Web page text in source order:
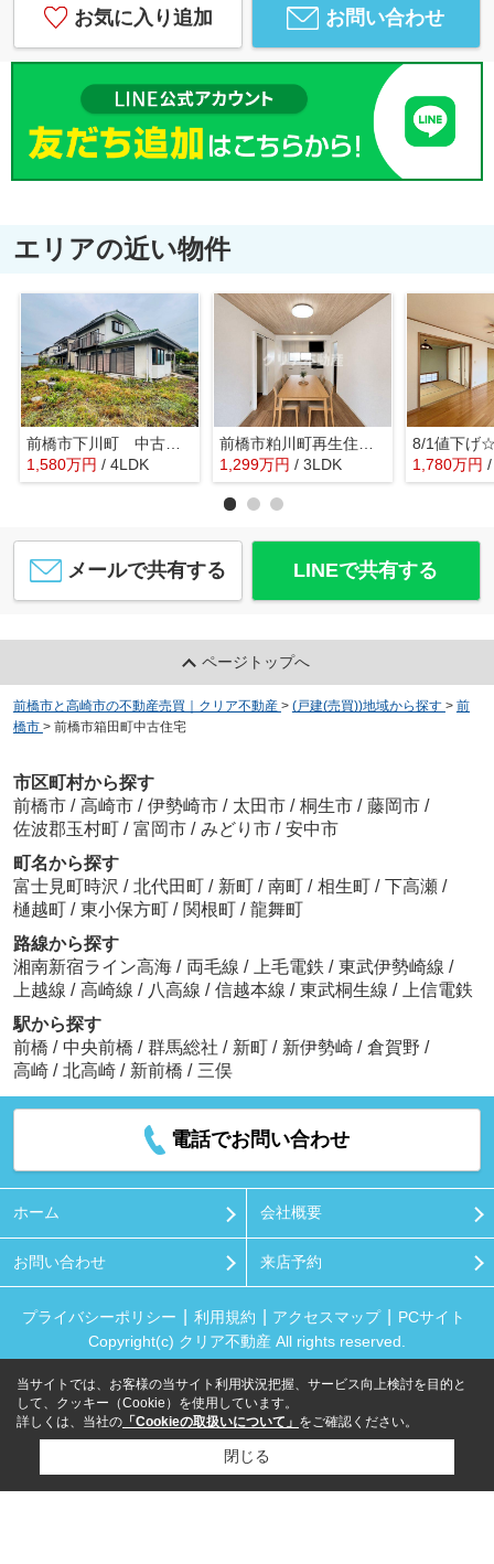
お気に入り追加 お問い合わせ
エリアの近い物件
前橋市下川町 中古住宅
1,580万円 / 4LDK
1,299万円 / 3LDK 1,780万円
メールで共有する LINEで共有する
ページトップへ
前橋市と高崎市の不動産売買｜クリア不動産 > (戸建(売買))地域から探す > 前
橋市 > 前橋市箱田町中古住宅
市区町村から探す
前橋市 / 高崎市 / 伊勢崎市 / 太田市 / 桐生市 / 藤岡市 /
佐波郡玉村町 / 富岡市 / みどり市 / 安中市
町名から探す
富士見町時沢 / 北代田町 / 新町 / 南町 / 相生町 / 下高瀬 /
樋越町 / 東小保方町 / 関根町 / 龍舞町
路線から探す
湘南新宿ライン高海 / 両毛線 / 上毛電鉄 / 東武伊勢崎線 /
上越線 / 高崎線 / 八高線 / 信越本線 / 東武桐生線 /
上信電鉄
駅から探す
前橋 / 中央前橋 / 群馬総社 / 新町 / 新伊勢崎 / 倉賀野 /
高崎 / 北高崎 / 新前橋 / 三俣
電話でお問い合わせ
ホーム 会社概要
お問い合わせ 来店予約
プライバシーポリシー 利用規約 アクセスマップ
PCサイト
Copyright(c) クリア不動産 All rights reserved.
当サイトでは、お客様の当サイト利用状況把握、サービス向上検討を目的と
して、クッキー（Cookie）を使用しています。
詳しくは、当社の 「Cookieの取扱いについて」 をご確認ください。
閉じる